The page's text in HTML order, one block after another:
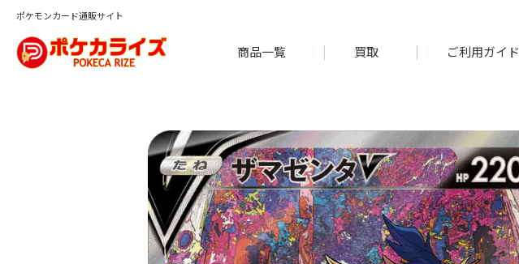
ポケモンカード通販サイト
商品一覧 買取 ご利用ガイド